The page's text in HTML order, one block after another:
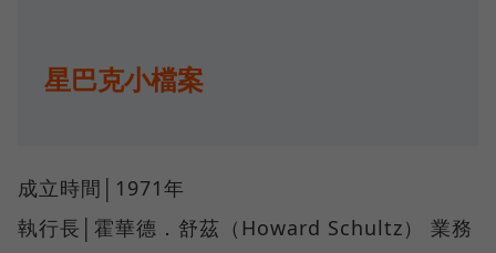
星巴克小檔案
成立時間│1971年
執行長│霍華德．舒茲（Howard Schultz） 業務